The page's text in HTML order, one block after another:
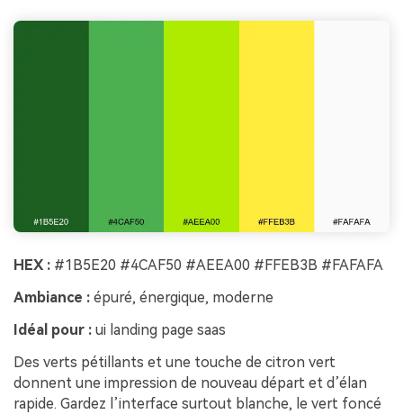
HEX : #1B5E20 #4CAF50 #AEEA00 #FFEB3B #FAFAFA
Ambiance : épuré, énergique, moderne
Idéal pour : ui landing page saas
Des verts pétillants et une touche de citron vert
donnent une impression de nouveau départ et d’élan
rapide. Gardez l’interface surtout blanche, le vert foncé